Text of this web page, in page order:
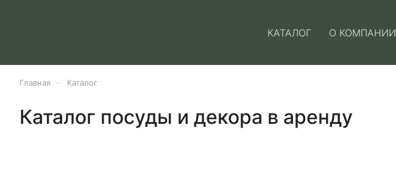
КАТАЛОГ О КОМПАНИИ
Главная Каталог
Каталог посуды и декора в аренду